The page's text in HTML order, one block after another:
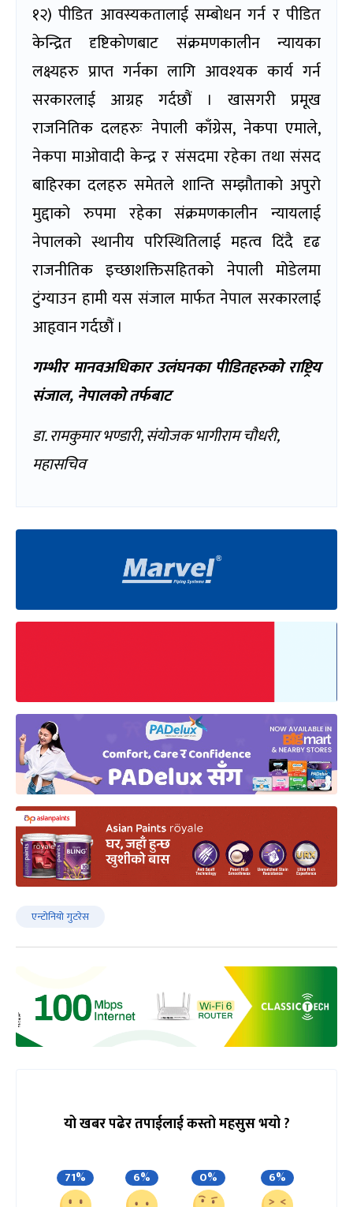
१२) पीडित आवस्यकतालाई सम्बोधन गर्न र पीडित
केन्द्रित दृष्टिकोणबाट संक्रमणकालीन न्यायका
लक्ष्यहरु प्राप्त गर्नका लागि आवश्यक कार्य गर्न
सरकारलाई आग्रह गर्दछौं । खासगरी प्रमूख
राजनितिक दलहरुः नेपाली काँग्रेस, नेकपा एमाले,
नेकपा माओवादी केन्द्र र संसदमा रहेका तथा संसद
बाहिरका दलहरु समेतले शान्ति सम्झौताको अपुरो
मुद्दाको रुपमा रहेका संक्रमणकालीन न्यायलाई
नेपालको स्थानीय परिस्थितिलाई महत्व दिंदै दृढ
राजनीतिक इच्छाशक्तिसहितको नेपाली मोडेलमा
टुंग्याउन हामी यस संजाल मार्फत नेपाल सरकारलाई
आहृवान गर्दछौं ।
गम्भीर मानवअधिकार उलंघनका पीडितहरुको राष्ट्रिय
संजाल, नेपालको तर्फबाट
डा. रामकुमार भण्डारी, संयोजक भागीराम चौधरी,
महासचिव
एन्टोनियो गुटरेस
यो खबर पढेर तपाईलाई कस्तो महसुस भयो ?
71% 6% 0% 6%